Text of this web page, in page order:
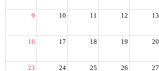
9 10 11 12 13
16 17 18 19 20
23 24 25 26 27